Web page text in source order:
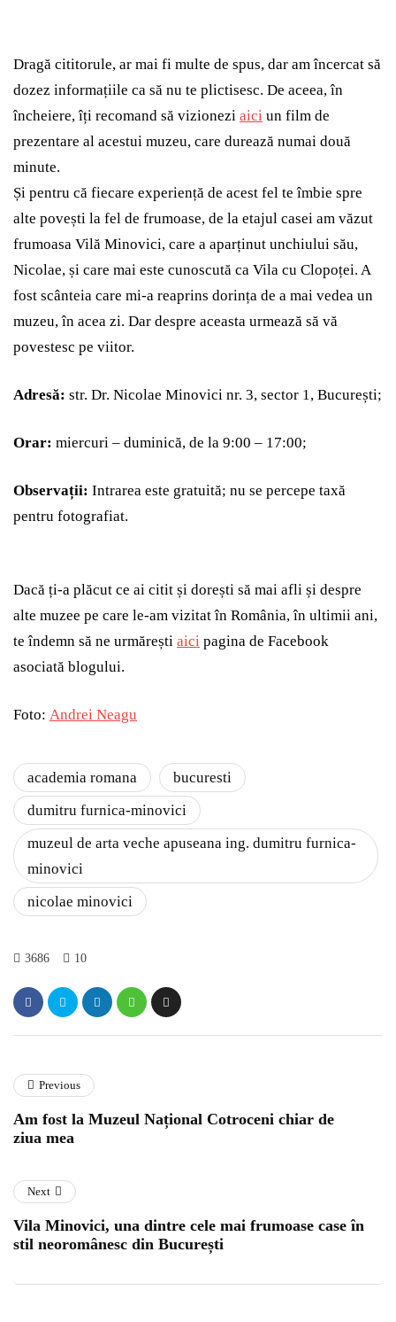
Dragă cititorule, ar mai fi multe de spus, dar am încercat să
dozez informațiile ca să nu te plictisesc. De aceea, în
încheiere, îți recomand să vizionezi aici un film de
prezentare al acestui muzeu, care durează numai două
minute.
Și pentru că fiecare experiență de acest fel te îmbie spre
alte povești la fel de frumoase, de la etajul casei am văzut
frumoasa Vilă Minovici, care a aparținut unchiului său,
Nicolae, și care mai este cunoscută ca Vila cu Clopoței. A
fost scânteia care mi-a reaprins dorința de a mai vedea un
muzeu, în acea zi. Dar despre aceasta urmează să vă
povestesc pe viitor.
Adresă: str. Dr. Nicolae Minovici nr. 3, sector 1, București;
Orar: miercuri – duminică, de la 9:00 – 17:00;
Observații: Intrarea este gratuită; nu se percepe taxă
pentru fotografiat.
Dacă ți-a plăcut ce ai citit și dorești să mai afli și despre
alte muzee pe care le-am vizitat în România, în ultimii ani,
te îndemn să ne urmărești aici pagina de Facebook
asociată blogului.
Foto: Andrei Neagu
academia romana
bucuresti
dumitru furnica-minovici
muzeul de arta veche apuseana ing. dumitru furnica-
minovici
nicolae minovici
3686 10
Previous
Am fost la Muzeul Național Cotroceni chiar de
ziua mea
Next
Vila Minovici, una dintre cele mai frumoase case în
stil neoromânesc din București